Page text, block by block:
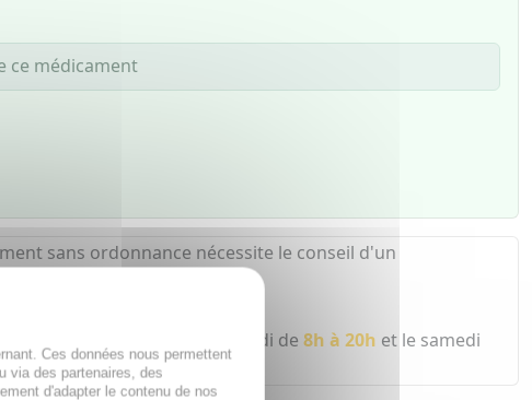
ce médicament
sans ordonnance nécessite le conseil d'un
écoute du lundi au vendredi de 8h à 20h et le samedi
Ces données nous permettent
via des partenaires, des
d'adapter le contenu de nos